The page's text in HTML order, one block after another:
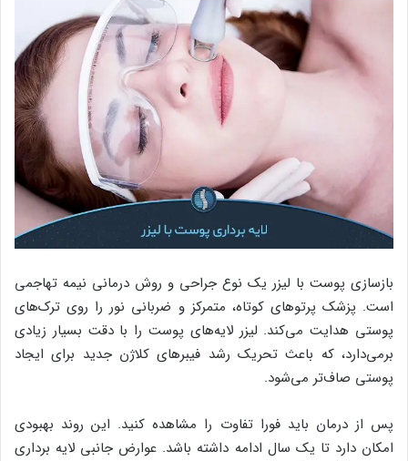
بازسازی پوست با لیزر یک نوع جراحی و روش درمانی نیمه تهاجمی
است. پزشک پرتوهای کوتاه، متمرکز و ضربانی نور را روی ترک‌های
پوستی هدایت می‌کند. لیزر لایه‌های پوست را با دقت بسیار زیادی
برمی‌دارد، که باعث تحریک رشد فیبرهای کلاژن جدید برای ایجاد
پوستی صاف‌تر می‌شود.
پس از درمان باید فورا تفاوت را مشاهده کنید. این روند بهبودی
امکان دارد تا یک سال ادامه داشته باشد. عوارض جانبی لایه برداری